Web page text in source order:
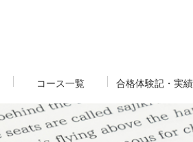
コース一覧 合格体験記・実績